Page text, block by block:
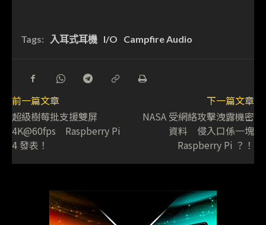
Tags: 入耳式耳機 I/O Campfire Audio
前一篇文章
超級樹莓批支援雙屏
4K@60fps Raspberry Pi
4 發表！
下一篇文章
NASA 受網絡攻擊洩露機密
資料 侵入口係一塊
Raspberry Pi ？！